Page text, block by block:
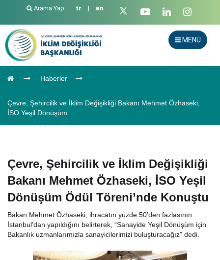
Arama Yap tr | en
MENÜ
Haberler
Çevre, Şehircilik ve İklim Değişikliği Bakanı Mehmet Özhaseki,
İSO Yeşil Dönüşüm…
Çevre, Şehircilik ve İklim Değişikliği
Bakanı Mehmet Özhaseki, İSO Yeşil
Dönüşüm Ödül Töreni’nde Konuştu
Bakan Mehmet Özhaseki, ihracatın yüzde 50’den fazlasının
İstanbul'dan yapıldığını belirterek, “Sanayide Yeşil Dönüşüm için
Bakanlık uzmanlarımızla sanayicilerimizi buluşturacağız” dedi.